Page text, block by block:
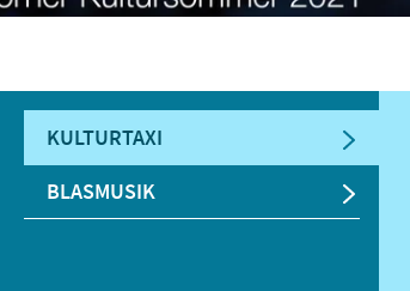
KULTURTAXI
BLASMUSIK